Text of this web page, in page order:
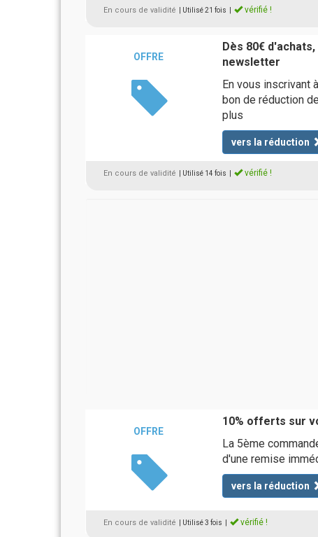
En cours de validité | Utilisé 21 fois vérifié !
OFFRE
Dès 80€
newsletter
En vous inscrivant
bon de réduction
plus
vers la réduction
En cours de validité | Utilisé 14 fois vérifié !
OFFRE
10% offerts sur
La 5ème
d'une remise
vers la réduction
En cours de validité | Utilisé 3 fois vérifié !